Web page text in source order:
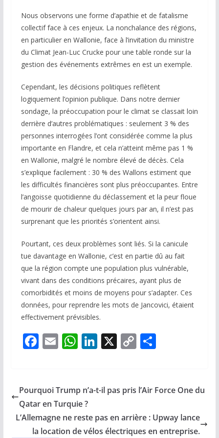
Nous observons une forme d’apathie et de fatalisme
collectif face à ces enjeux. La nonchalance des régions,
en particulier en Wallonie, face à l’invitation du ministre
du Climat Jean-Luc Crucke pour une table ronde sur la
gestion des événements extrêmes en est un exemple.
Cependant, les décisions politiques reflètent
logiquement l’opinion publique. Dans notre dernier
sondage, la préoccupation pour le climat se classait loin
derrière d’autres problématiques : seulement 3 % des
personnes interrogées l’ont considérée comme la plus
importante en Flandre, et cela n’atteint même pas 1 %
en Wallonie, malgré le nombre élevé de décès. Cela
s’explique facilement : 30 % des Wallons estiment que
les difficultés financières sont plus préoccupantes. Entre
l’angoisse quotidienne du déclassement et la peur floue
de mourir de chaleur quelques jours par an, il n’est pas
surprenant que les priorités s’orientent ainsi.
Pourtant, ces deux problèmes sont liés. Si la canicule
tue davantage en Wallonie, c’est en partie dû au fait
que la région compte une population plus vulnérable,
vivant dans des conditions précaires, ayant plus de
comorbidités et moins de moyens pour s’adapter. Ces
données, pour reprendre les mots de Jancovici, étaient
effectivement prévisibles.
F
b
o
o
E
l
W
s
A
p
Li
e
n
X C
y
n
P
g
Pourquoi Trump n’a-t-il pas pris l’Air Force One du
Qatar en Turquie ?
L’Allemagne ne reste pas en arrière : Upway lance
la location de vélos électriques en entreprise.